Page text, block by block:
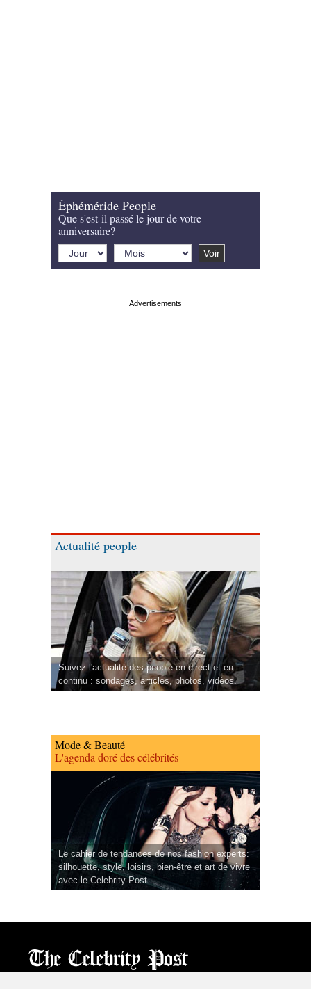
Éphéméride People
Que s'est-il passé le jour de votre
anniversaire?
Actualité people
Suivez l'actualité des people en direct et en
continu : sondages, articles, photos, vidéos.
Mode & Beauté
L'agenda doré des célébrités
Le cahier de tendances de nos fashion experts:
silhouette, style, loisirs, bien-être et art de vivre
avec le Celebrity Post.